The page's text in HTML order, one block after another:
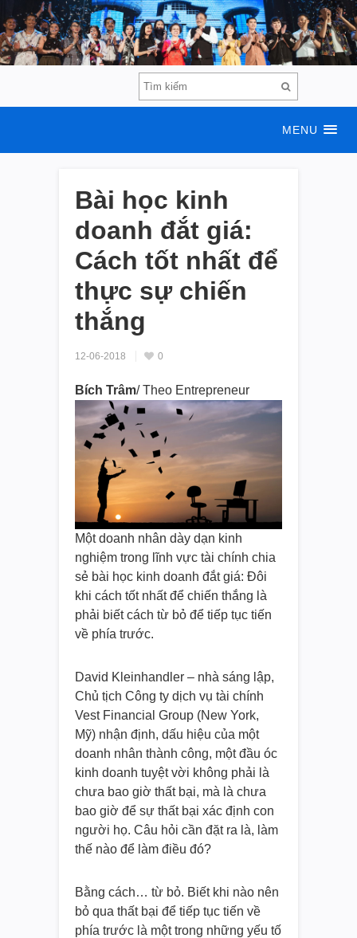
MENU
Bài học kinh
doanh đắt giá:
Cách tốt nhất để
thực sự chiến
thắng
12-06-2018 0
Bích Trâm/ Theo Entrepreneur
Một doanh nhân dày dạn kinh
nghiệm trong lĩnh vực tài chính chia
sẻ bài học kinh doanh đắt giá: Đôi
khi cách tốt nhất để chiến thắng là
phải biết cách từ bỏ để tiếp tục tiến
về phía trước.
David Kleinhandler – nhà sáng lập,
Chủ tịch Công ty dịch vụ tài chính
Vest Financial Group (New York,
Mỹ) nhận định, dấu hiệu của một
doanh nhân thành công, một đầu óc
kinh doanh tuyệt vời không phải là
chưa bao giờ thất bại, mà là chưa
bao giờ để sự thất bại xác định con
người họ. Câu hỏi cần đặt ra là, làm
thế nào để làm điều đó?
Bằng cách… từ bỏ. Biết khi nào nên
bỏ qua thất bại để tiếp tục tiến về
phía trước là một trong những yếu tố